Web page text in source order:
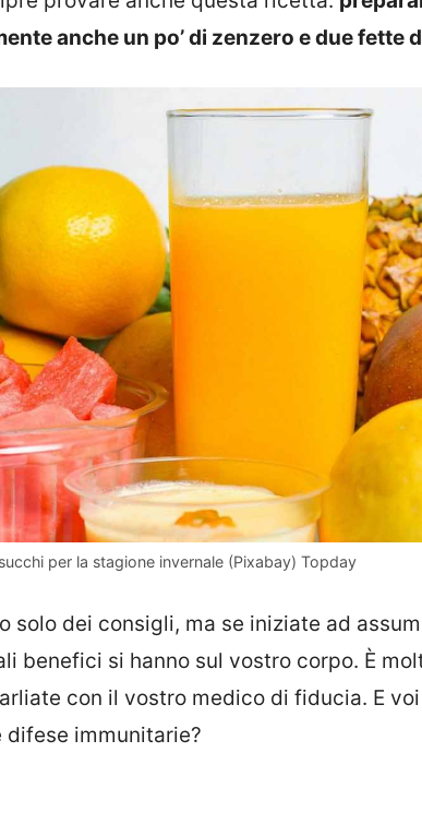
anche un po’ di zenzero e due fette
per la stagione invernale (Pixabay) Topday
solo dei consigli, ma se iniziate ad
benefici si hanno sul vostro corpo. È
con il vostro medico di fiducia. E
immunitarie?